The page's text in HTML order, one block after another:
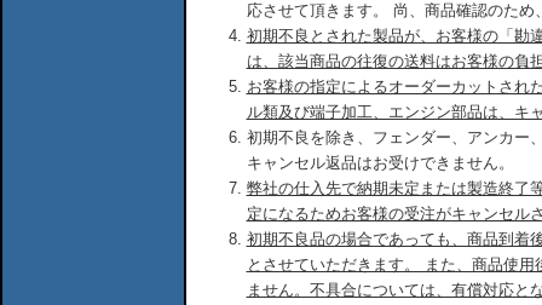
応させて頂きます。 尚、商品確認のた
初期不良とされた製品が、お客様の「勘
は、該当商品の往復の送料はお客様の負
お客様の指定によるオーダーカットされ
ル類及び端子加工、エンジン部品は、キ
初期不良を除き、フェンダー、アンカー
キャンセル返品はお受けできません。
弊社の仕入先で納期未定または製造終了
定になるためお客様の受注がキャンセル
初期不良品の場合であっても、商品到着
とさせていただきます。 また、商品使
ません。不具合については、有償対応と